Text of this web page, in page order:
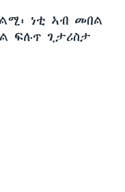
ነቲ ኣብ መበል
ፍሉጥ ጊታሪስታ